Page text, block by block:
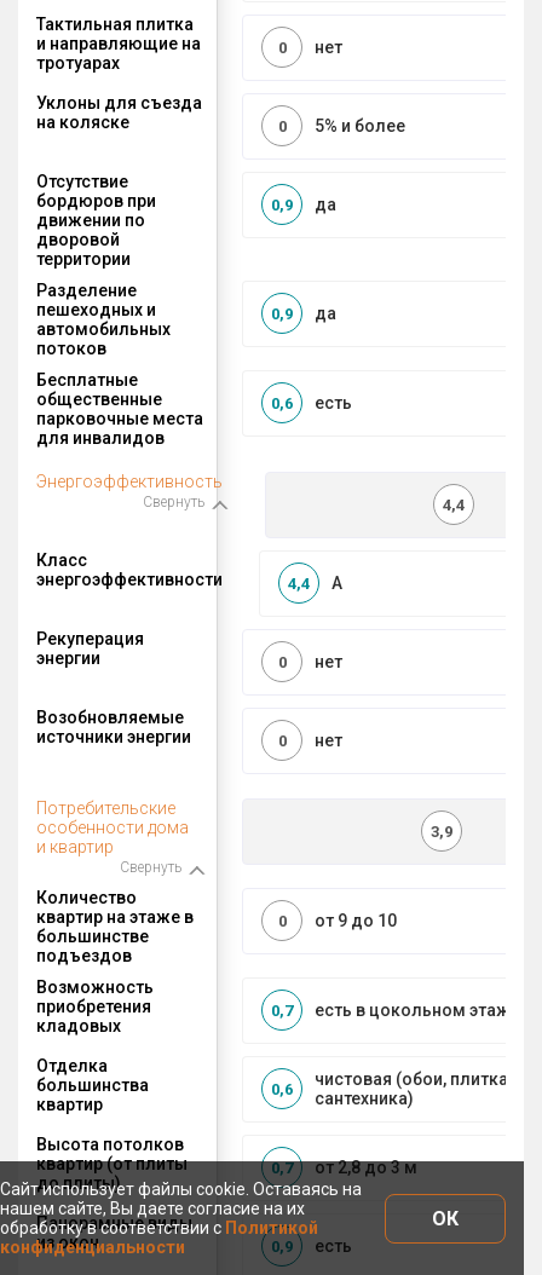
Тактильная плитка
и направляющие на
тротуарах
нет
0
Уклоны для съезда
на коляске
5% и более
0
Отсутствие
бордюров при
движении по
дворовой
территории
да
0,9
Разделение
пешеходных и
автомобильных
потоков
да
0,9
Бесплатные
общественные
парковочные места
для инвалидов
есть
0,6
Энергоэффективность
Свернуть 4,4
Класс
энергоэффективности
A
4,4
Рекуперация
энергии
нет
0
Возобновляемые
источники энергии
нет
0
Потребительские
особенности дома
и квартир
Свернуть
3,9
Количество
квартир на этаже в
большинстве
подъездов
от 9 до 10
0
Возможность
приобретения
кладовых
есть в цокольном этаже
0,7
Отделка
большинства
квартир
чистовая (обои, плитка,
сантехника)
0,6
Высота потолков
квартир (от плиты
до плиты)
от 2,8 до 3 м
0,7
Панорамные виды
из окон
есть
0,9
Сайт использует файлы cookie. Оставаясь на
нашем сайте, Вы даете согласие на их
обработку в соответствии с Политикой
конфиденциальности
ОК